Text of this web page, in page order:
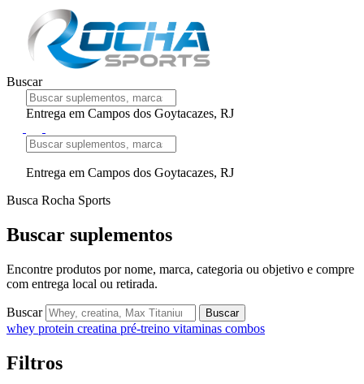
Buscar
Entrega em Campos dos Goytacazes, RJ
Entrega em Campos dos Goytacazes, RJ
Busca Rocha Sports
Buscar suplementos
Encontre produtos por nome, marca, categoria ou objetivo e compre
com entrega local ou retirada.
Buscar Buscar
whey protein creatina pré-treino vitaminas combos
Filtros